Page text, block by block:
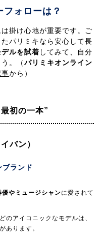
ォローは？
掛け心地が重要です。ご
パリミキなら安心して長
ルを試着 してみて、自分
。（パリミキオンライン
から）
最初の一本”
バン）
ブランド
優やミュージシャンに愛されて
のアイコニックなモデルは、
があります。